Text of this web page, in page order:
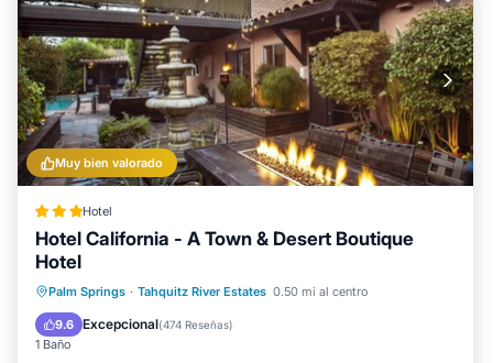
Muy bien valorado
Hotel
Hotel California - A Town & Desert Boutique
Hotel
Palm Springs · Tahquitz River Estates 0.50 mi al centro
9.6 Excepcional(474 Reseñas)
1 Baño
Bañera de hidromasaje
Desayuno
Aparcamiento